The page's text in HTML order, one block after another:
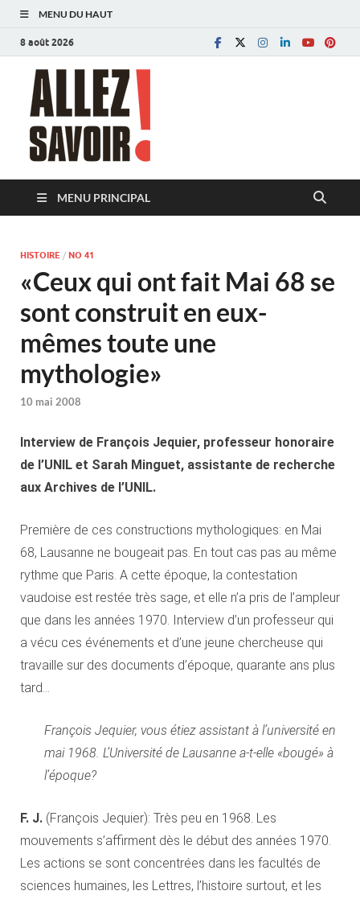
MENU DU HAUT
8 août 2026
MENU PRINCIPAL
HISTOIRE / NO 41
«Ceux qui ont fait Mai 68 se
sont construit en eux-
mêmes toute une
mythologie»
10 mai 2008
Interview de François Jequier, professeur honoraire
de l’UNIL et Sarah Minguet, assistante de recherche
aux Archives de l’UNIL.
Première de ces constructions mythologiques: en Mai
68, Lausanne ne bougeait pas. En tout cas pas au même
rythme que Paris. A cette époque, la contestation
vaudoise est restée très sage, et elle n’a pris de l’ampleur
que dans les années 1970. Interview d’un professeur qui
a vécu ces événements et d’une jeune chercheuse qui
travaille sur des documents d’époque, quarante ans plus
tard…
François Jequier, vous étiez assistant à l’université en
mai 1968. L’Université de Lausanne a-t-elle «bougé» à
l’époque?
F. J. (François Jequier): Très peu en 1968. Les
mouvements s’affirment dès le début des années 1970.
Les actions se sont concentrées dans les facultés de
sciences humaines, les Lettres, l’histoire surtout, et les